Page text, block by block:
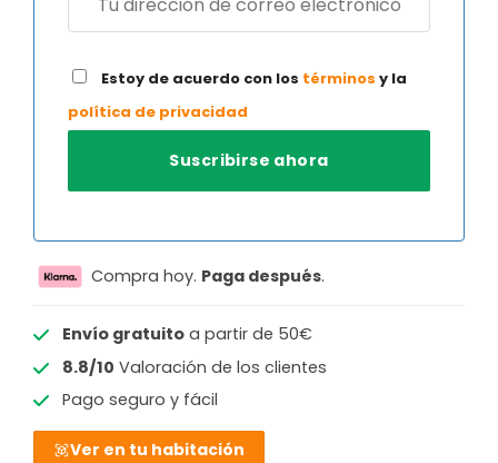
Estoy de acuerdo con los términos y la
política de privacidad
Compra hoy. Paga después.
Envío gratuitoa partir de 50€
8.8/10 Valoración de los clientes
Pago seguro y fácil
Ver en tu habitación